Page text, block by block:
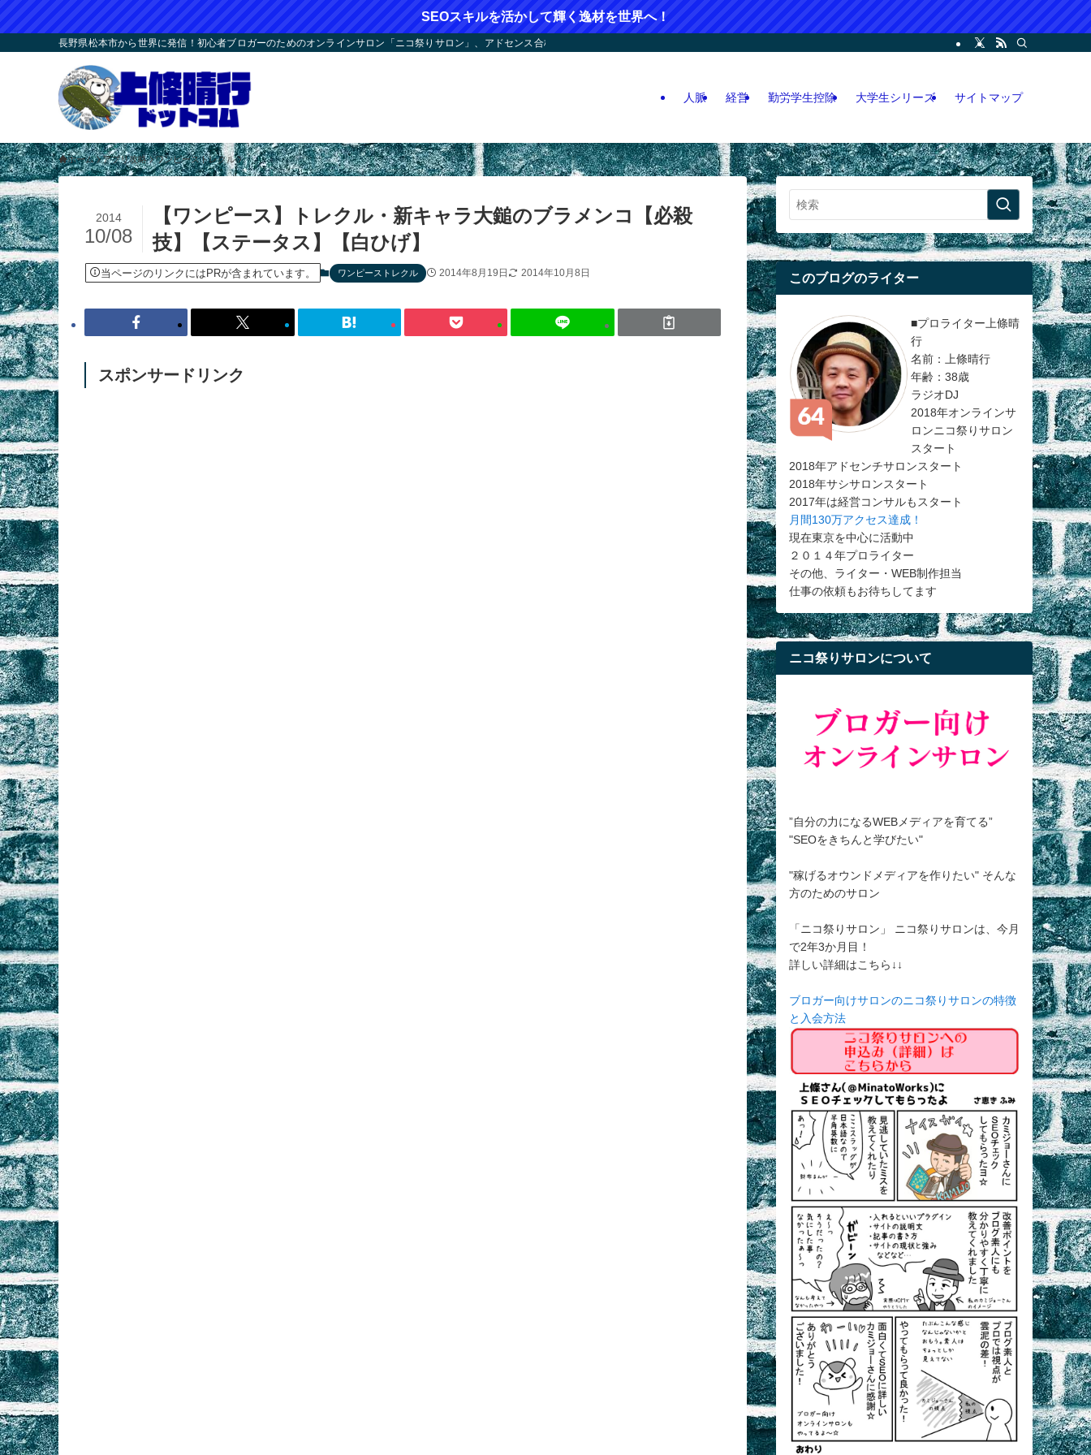
SEOスキルを活かして輝く逸材を世界へ！
長野県松本市から世界に発信！初心者ブロガーのためのオンラインサロン「ニコ祭りサロン」、アドセンス合格応援！人つなぎ屋さん活動、人生逆戻りツアー・コンサル・人脈論などの各情報などを記載。LINEオープンチャット
人脈 経営 勤労学生控除 大学生シリーズ サイトマップ
ホーム アプリ攻略 ワンピーストレクル
【ワンピース】トレクル・新キャラ大鎚のブラメンコ【必殺
技】【ステータス】【白ひげ】
2014
10/08
当ページのリンクにはPRが含まれています。 ワンピーストレクル 2014年8月19日 2014年10月8日
スポンサードリンク
このブログのライター
■プロライター上條晴
行
名前：上條晴行
年齢：38歳
ラジオDJ
2018年オンラインサ
ロンニコ祭りサロン
スタート
2018年アドセンチサロンスタート
2018年サシサロンスタート
2017年は経営コンサルもスタート
月間130万アクセス達成！
現在東京を中心に活動中
２０１４年プロライター
その他、ライター・WEB制作担当
仕事の依頼もお待ちしてます
ニコ祭りサロンについて
”自分の力になるWEBメディアを育てる”
"SEOをきちんと学びたい"
"稼げるオウンドメディアを作りたい" そんな
方のためのサロン
「ニコ祭りサロン」 ニコ祭りサロンは、今月
で2年3か月目！
詳しい詳細はこちら↓↓
ブロガー向けサロンのニコ祭りサロンの特徴
と入会方法